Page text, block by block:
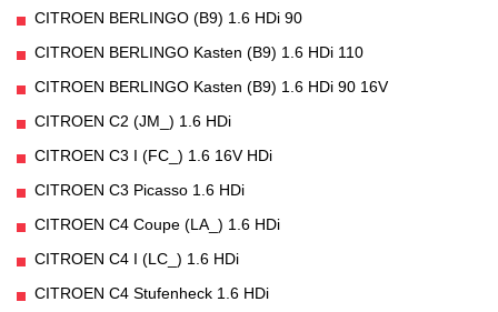
CITROEN BERLINGO (B9) 1.6 HDi 90
CITROEN BERLINGO Kasten (B9) 1.6 HDi 110
CITROEN BERLINGO Kasten (B9) 1.6 HDi 90 16V
CITROEN C2 (JM_) 1.6 HDi
CITROEN C3 I (FC_) 1.6 16V HDi
CITROEN C3 Picasso 1.6 HDi
CITROEN C4 Coupe (LA_) 1.6 HDi
CITROEN C4 I (LC_) 1.6 HDi
CITROEN C4 Stufenheck 1.6 HDi